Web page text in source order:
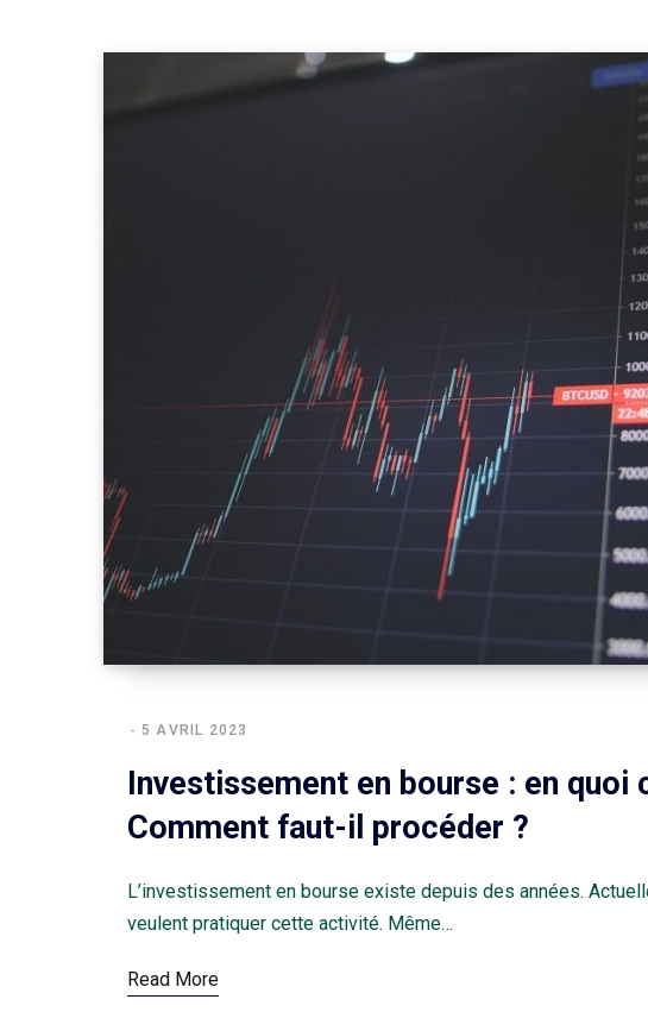
5 AVRIL 2023
Investissement en bourse : en quoi
Comment faut-il procéder ?
L’investissement en bourse existe depuis des années.
veulent pratiquer cette activité. Même…
Read More